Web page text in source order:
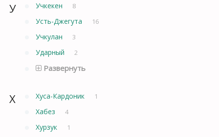
У Учкекен 8
Усть-Джегута 16
Учкулан 3
Ударный 2
Развернуть
Х Хуса-Кардоник 1
Хабез 4
Хурзук 1